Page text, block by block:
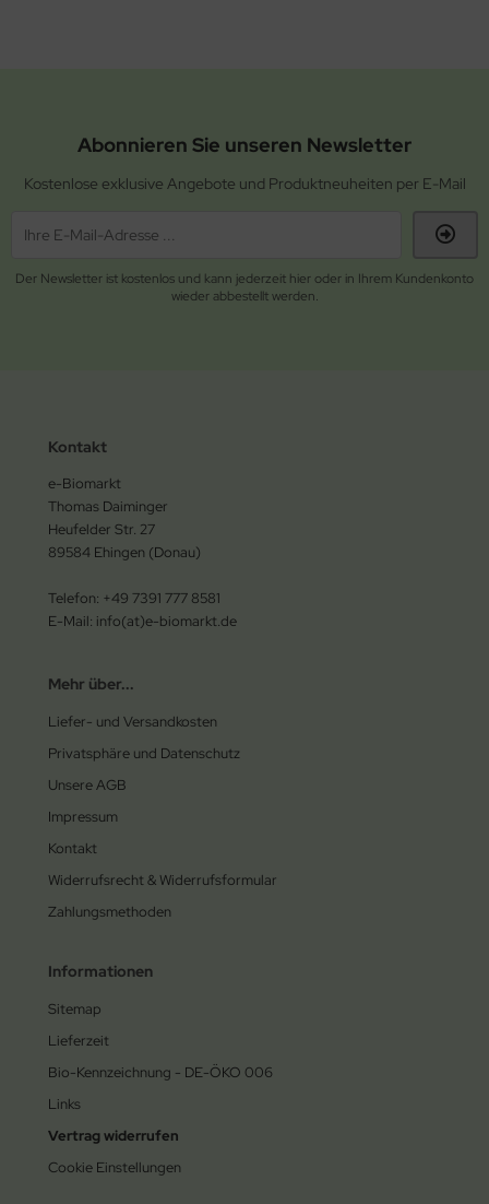
Abonnieren Sie unseren Newsletter
Kostenlose exklusive Angebote und Produktneuheiten per E-Mail
Der Newsletter ist kostenlos und kann jederzeit hier oder in Ihrem Kundenkonto
wieder abbestellt werden.
Kontakt
e-Biomarkt
Thomas Daiminger
Heufelder Str. 27
89584 Ehingen (Donau)
Telefon: +49 7391 777 8581
E-Mail: info(at)e-biomarkt.de
Mehr über...
Liefer- und Versandkosten
Privatsphäre und Datenschutz
Unsere AGB
Impressum
Kontakt
Widerrufsrecht & Widerrufsformular
Zahlungsmethoden
Informationen
Sitemap
Lieferzeit
Bio-Kennzeichnung - DE-ÖKO 006
Links
Vertrag widerrufen
Cookie Einstellungen